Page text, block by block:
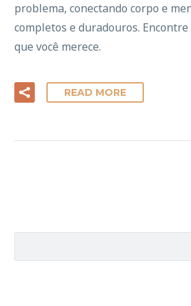
problema, conectando corpo e
completos e duradouros.
que você merece.
READ MORE